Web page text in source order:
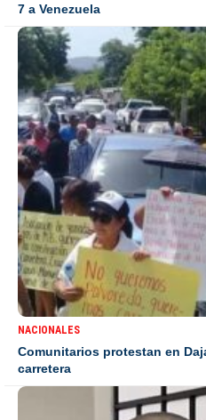
7 a Venezuela
NACIONALES
Comunitarios protestan en
carretera